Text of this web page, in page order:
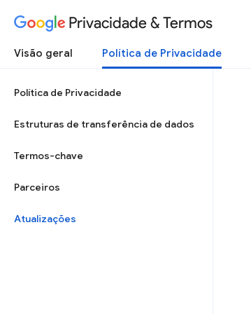
Privacidade & Termos
Visão geral Política de Privacidade
Política de Privacidade
Estruturas de transferência de dados
Termos-chave
Parceiros
Atualizações